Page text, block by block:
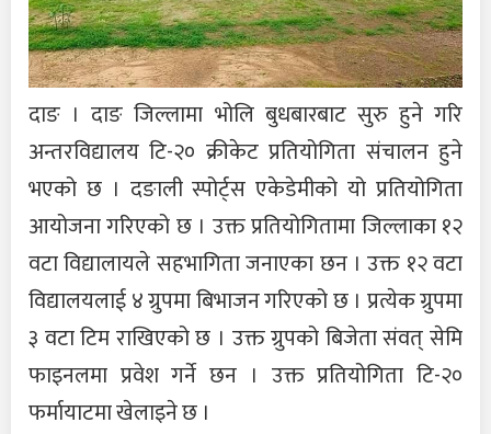
दाङ । दाङ जिल्लामा भोलि बुधबारबाट सुरु हुने गरि
अन्तरविद्यालय टि-२० क्रीकेट प्रतियोगिता संचालन हुने
भएको छ । दङाली स्पोर्ट्स एकेडेमीको यो प्रतियोगिता
आयोजना गरिएको छ । उक्त प्रतियोगितामा जिल्लाका १२
वटा विद्यालायले सहभागिता जनाएका छन । उक्त १२ वटा
विद्यालयलाई ४ ग्रुपमा बिभाजन गरिएको छ । प्रत्येक ग्रुपमा
३ वटा टिम राखिएको छ । उक्त ग्रुपको बिजेता संवत् सेमि
फाइनलमा प्रवेश गर्ने छन । उक्त प्रतियोगिता टि-२०
फर्मायाटमा खेलाइने छ ।